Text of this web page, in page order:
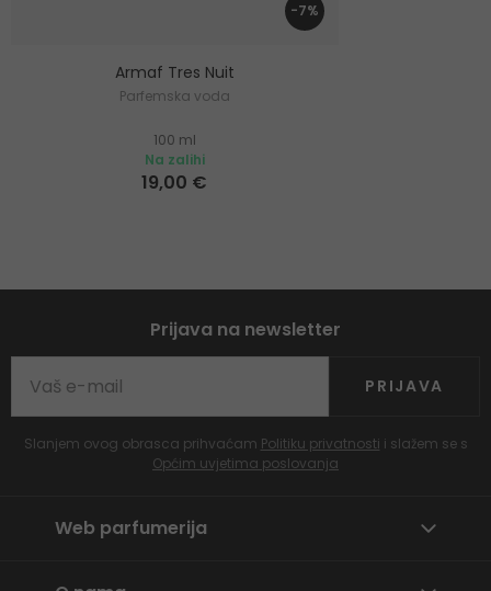
-7%
Armaf Tres Nuit
Parfemska voda
100 ml
Na zalihi
19,00 €
Prijava na newsletter
PRIJAVA
Slanjem ovog obrasca prihvaćam Politiku privatnosti i slažem se s
Općim uvjetima poslovanja
Web parfumerija